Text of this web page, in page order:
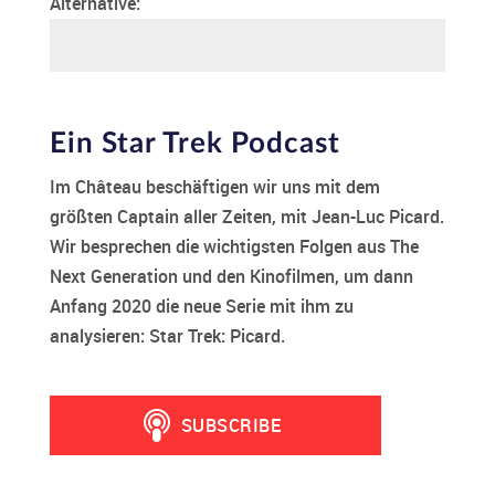
Ein Star Trek Podcast
Im Château beschäftigen wir uns mit dem
größten Captain aller Zeiten, mit Jean-Luc Picard.
Wir besprechen die wichtigsten Folgen aus The
Next Generation und den Kinofilmen, um dann
Anfang 2020 die neue Serie mit ihm zu
analysieren: Star Trek: Picard.